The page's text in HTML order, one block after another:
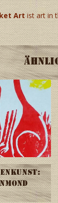
Artist art in